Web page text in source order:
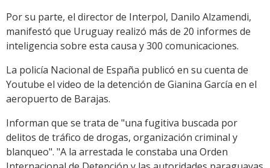
Por su parte, el director de Interpol, Danilo Alzamendi,
manifestó que Uruguay realizó más de 20 informes de
inteligencia sobre esta causa y 300 comunicaciones.
La policía Nacional de España publicó en su cuenta de
Youtube el video de la detención de Gianina García en el
aeropuerto de Barajas.
Informan que se trata de "una fugitiva buscada por
delitos de tráfico de drogas, organización criminal y
blanqueo". "A la arrestada le constaba una Orden